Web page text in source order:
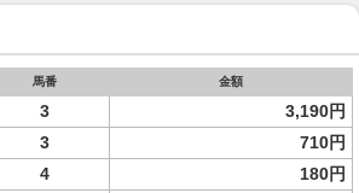
馬番 金額
3 3,190円
3
710円
4
180円